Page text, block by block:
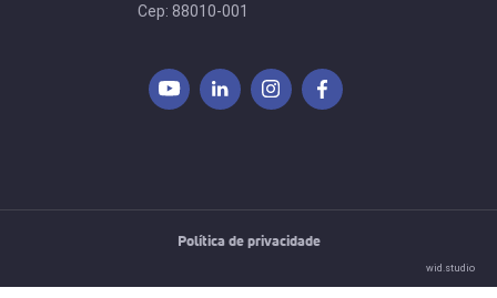
Cep: 88010-001
Política de privacidade
wid.studio